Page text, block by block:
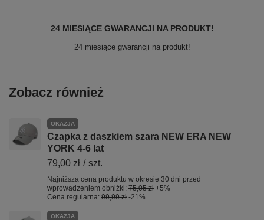
24 MIESIĄCE GWARANCJI NA PRODUKT!
24 miesiące gwarancji na produkt!
Zobacz również
OKAZJA
Czapka z daszkiem szara NEW ERA NEW
YORK 4-6 lat
79,00 zł / szt.
Najniższa cena produktu w okresie 30 dni przed
wprowadzeniem obniżki: 75,05 zł +5%
Cena regularna: 99,99 zł -21%
OKAZJA